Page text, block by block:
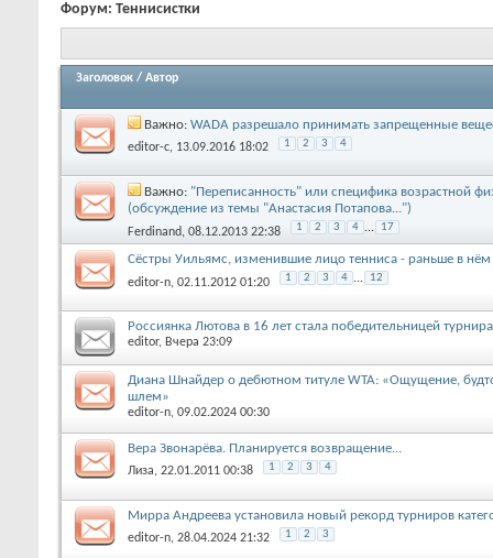
Форум: Теннисистки
Заголовок / Автор
Важно: WADA разрешало принимать запрещенные
editor-c, 13.09.2016 18:02 1 2 3 4
Важно: "Переписанность" или специфика возрастной
(обсуждение из темы "Анастасия Потапова...")
Ferdinand, 08.12.2013 22:38 1 2 3 4 ... 17
Сёстры Уильямс, изменившие лицо тенниса - раньше в
editor-n, 02.11.2012 01:20 1 2 3 4 ... 12
Россиянка Лютова в 16 лет стала победительницей
editor, Вчера 23:09
Диана Шнайдер о дебютном титуле WTA: «Ощущение,
шлем»
editor-n, 09.02.2024 00:30
Вера Звонарёва. Планируется возвращение...
Лиза, 22.01.2011 00:38 1 2 3 4
Мирра Андреева установила новый рекорд турниров
editor-n, 28.04.2024 21:32 1 2 3